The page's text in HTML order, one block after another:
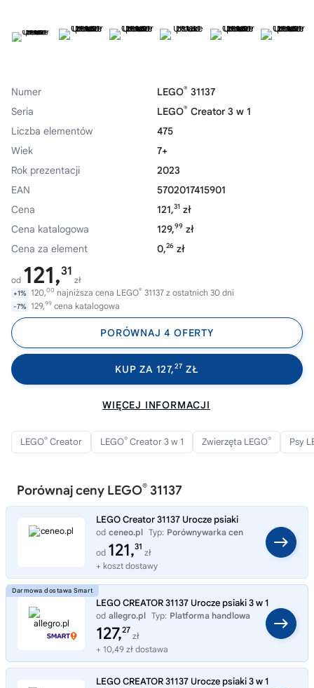
Numer LEGO® 31137
Seria
LEGO® Creator 3 w 1
Liczba elementów
475
Wiek
7+
Rok prezentacji
2023
EAN
5702017415901
Cena
121,31 zł
Cena katalogowa
129,99 zł
Cena za element
0,26 zł
od 121,31
zł
+1% 120,00 najniższa cena LEGO® 31137 z ostatnich 30 dni
-7% 129,99 cena katalogowa
PORÓWNAJ 4 OFERTY
KUP ZA 127,27 ZŁ
WIĘCEJ INFORMACJI
LEGO® Creator LEGO® Creator 3 w 1 Zwierzęta LEGO® Psy
Porównaj ceny LEGO® 31137
LEGO Creator 31137 Urocze psiaki
od ceneo.pl Typ: Porównywarka cen
od 121,31
zł
+ koszt dostawy
LEGO CREATOR 31137 Urocze psiaki 3 w 1
od allegro.pl Typ: Platforma handlowa
127,27
zł
+ 10,49 zł dostawa
LEGO CREATOR 31137 Urocze psiaki 3 w 1